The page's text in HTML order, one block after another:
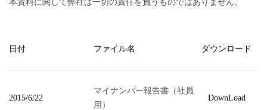
本資料に関して弊社は一切の責任を負うものではありません。
日付 ファイル名 ダウンロード
2015/6/22
マイナンバー報告書（社員
用）
DownLoad